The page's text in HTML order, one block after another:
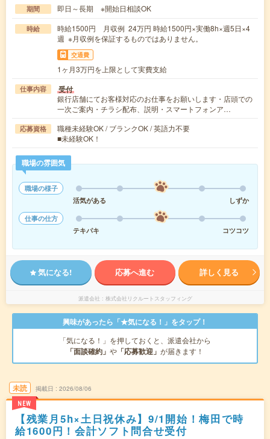
期間 即日～長期 ※開始日相談OK
時給
時給1500円 月収例 24万円 時給1500円×実働8h×週5日×4
週 ※月収例を保証するものではありません。
交通費
1ヶ月3万円を上限として実費支給
仕事内容 受付
銀行店舗にてお客様対応のお仕事をお願いします・店頭での
一次ご案内・チラシ配布、説明・スマートフォンア…
応募資格
職種未経験OK / ブランクOK / 英語力不要
■未経験OK！
職場の雰囲気
職場の様子
活気がある
しずか
仕事の仕方
テキパキ
コツコツ
気になる! 応募へ進む 詳しく見る
派遣会社 株式会社リクルートスタッフィング
興味があったら「★気になる！」をタップ！
「気になる！」を押しておくと、派遣会社から
「面談確約」 や 「応募歓迎」 が届きます！
未読
NEW
掲載日 2026/08/06
【残業月5h×土日祝休み】9/1開始！梅田で時
給1600円！会計ソフト問合せ受付